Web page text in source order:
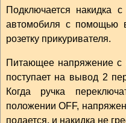
Подключается накидка
автомобиля с помощью
розетку прикуривателя.
Питающее напряжение с
поступает на вывод 2
Когда ручка
положении OFF,
подается, и накидка не